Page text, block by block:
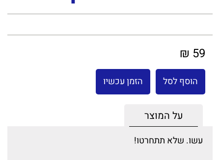
59 ₪
הוסף לסל הזמן עכשיו
על המוצר
עשו. שלא תתחרטו!